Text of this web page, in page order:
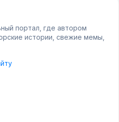
портал, где автором
истории, свежие мемы,